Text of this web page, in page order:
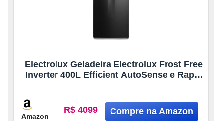
Electrolux Geladeira Electrolux Frost Free
Inverter 400L Efficient AutoSense e Rapid
Amazon
R$ 4099